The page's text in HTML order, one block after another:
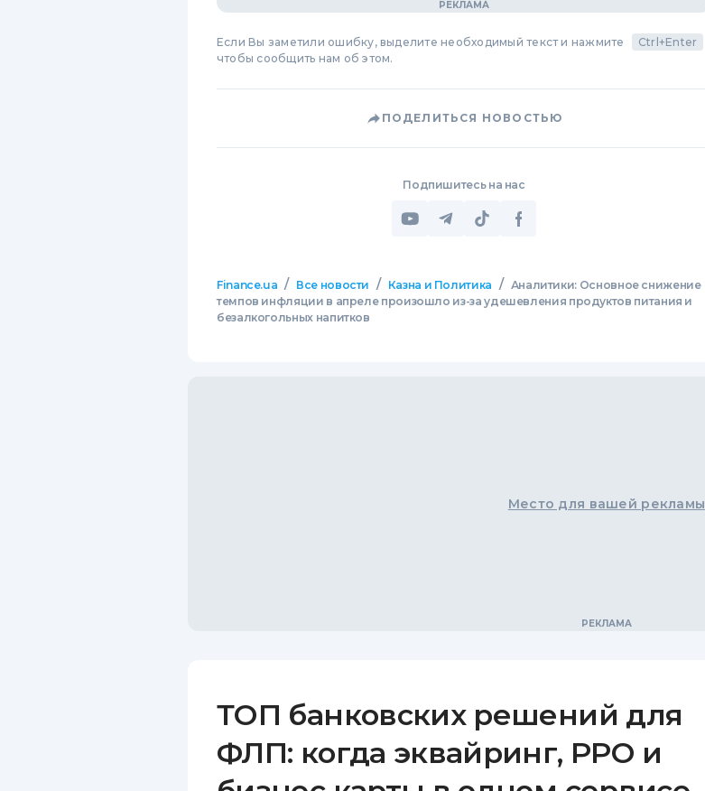
Если Вы заметили ошибку, выделите необходимый текст и нажмите Ctrl+Enter
чтобы сообщить нам об этом.
ПОДЕЛИТЬСЯ НОВОСТЬЮ
Подпишитесь на нас
Finance.ua / Все новости / Казна и Политика / Аналитики: Основное снижение
темпов инфляции в апреле произошло из-за удешевления продуктов питания и
безалкогольных напитков
Место для вашей рекламы
ТОП банковских решений для
ФЛП: когда эквайринг, РРО и